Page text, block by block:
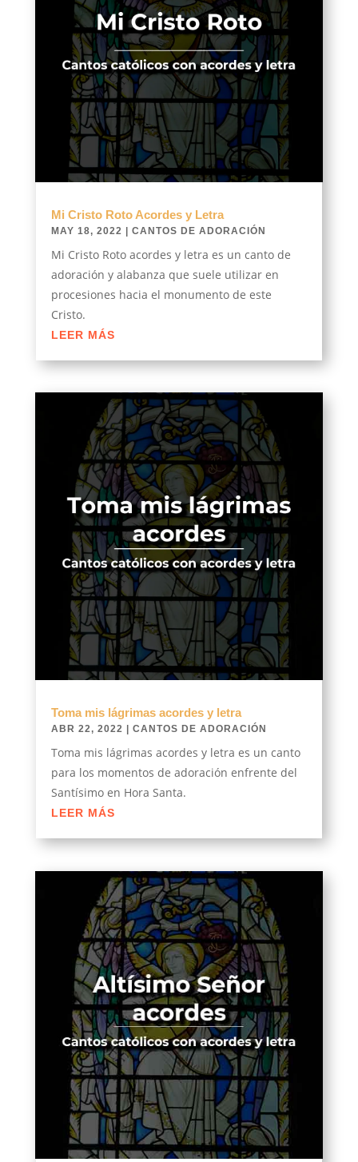
Mi Cristo Roto Acordes y Letra
MAY 18, 2022 | CANTOS DE ADORACIÓN
Mi Cristo Roto acordes y letra es un canto de
adoración y alabanza que suele utilizar en
procesiones hacia el monumento de este
Cristo.
LEER MÁS
Toma mis lágrimas acordes y letra
ABR 22, 2022 CANTOS DE ADORACIÓN
Toma mis lágrimas acordes y letra es un canto
para los momentos de adoración enfrente del
Santísimo en Hora Santa.
LEER MÁS